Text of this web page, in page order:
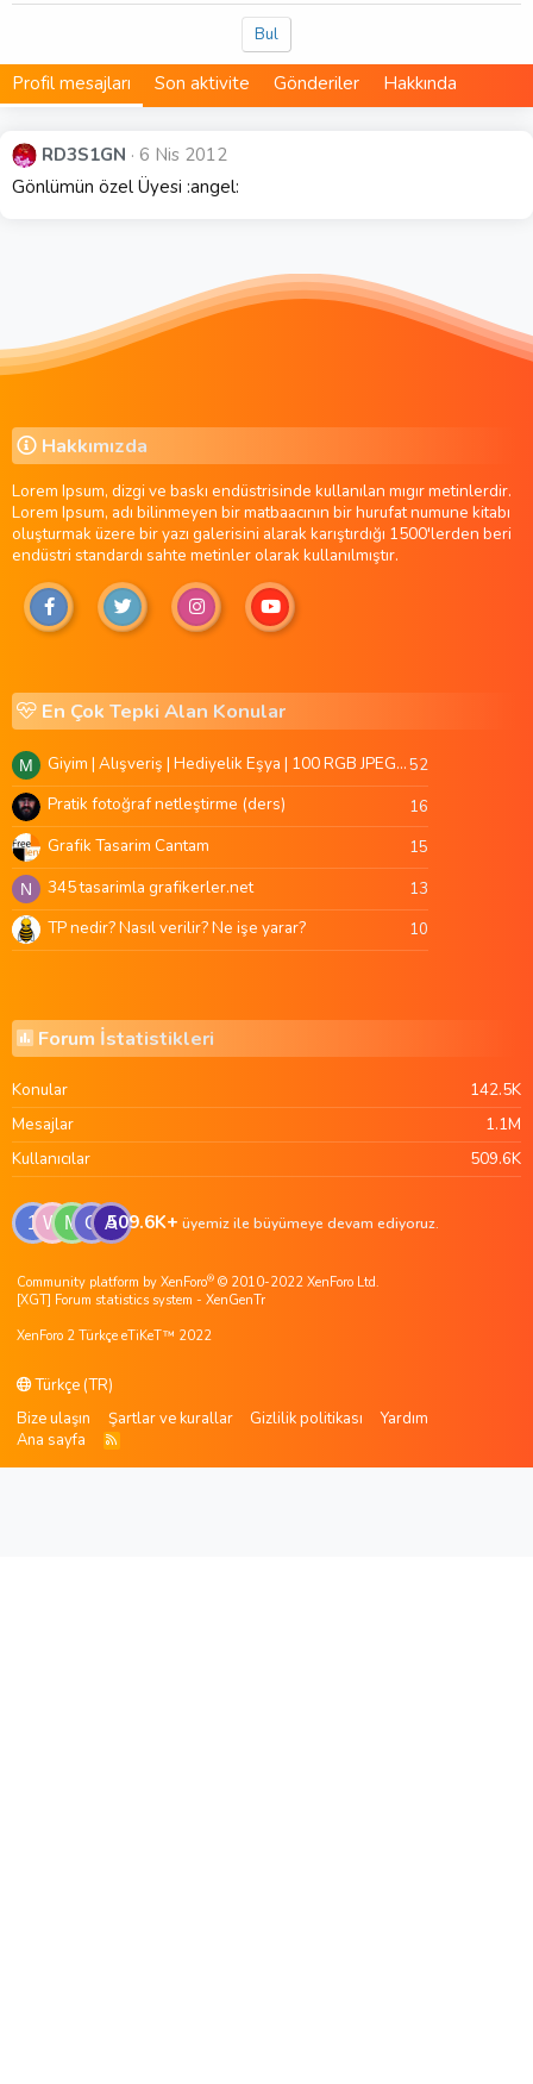
Bul
Profil mesajları Son aktivite Gönderiler Hakkında
RD3S1GN
6 Nis 2012
Gönlümün özel Üyesi :angel:
Hakkımızda
Lorem Ipsum, dizgi ve baskı endüstrisinde kullanılan mıgır metinlerdir.
Lorem Ipsum, adı bilinmeyen bir matbaacının bir hurufat numune kitabı
oluşturmak üzere bir yazı galerisini alarak karıştırdığı 1500'lerden beri
endüstri standardı sahte metinler olarak kullanılmıştır.
En Çok Tepki Alan Konular
M Giyim | Alışveriş | Hediyelik Eşya | 100 RGB JPEG Images | 5920x4420 Pixels | 501 MB52
Pratik fotoğraf netleştirme (ders) 16
Grafik Tasarim Cantam 15
N 345 tasarimla grafikerler.net 13
TP nedir? Nasıl verilir? Ne işe yarar? 10
Forum İstatistikleri
Konular
142.5K
Mesajlar
1.1M
Kullanıcılar
509.6K
1 W M G A
509.6K+ üyemiz ile büyümeye devam ediyoruz.
Community platform by XenForo® © 2010-2022 XenForo Ltd.
[XGT] Forum statistics system - XenGenTr
XenForo 2 Türkçe eTiKeT™ 2022
Türkçe (TR)
Bize ulaşın
Şartlar ve kurallar Gizlilik politikası
Yardım
Ana sayfa
R
S
S